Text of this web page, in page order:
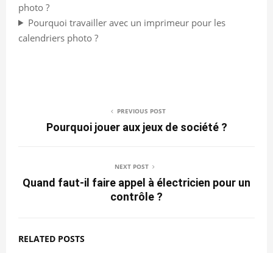
photo ?
Pourquoi travailler avec un imprimeur pour les
calendriers photo ?
PREVIOUS POST
Pourquoi jouer aux jeux de société ?
NEXT POST
Quand faut-il faire appel à électricien pour un
contrôle ?
RELATED POSTS